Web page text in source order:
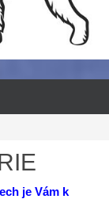
je Vám k